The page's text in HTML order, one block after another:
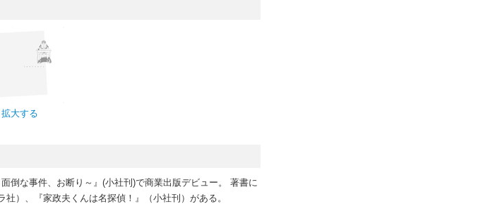
拡大する
倒な事件、お断り～』(小社刊)で商業出版デビュー。 著書に
）、『家政夫くんは名探偵！』（小社刊）がある。